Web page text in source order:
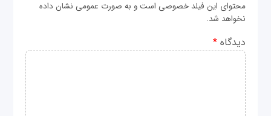
محتوای این فیلد خصوصی است و به صورت عمومی نشان داده
نخواهد شد.
دیدگاه*